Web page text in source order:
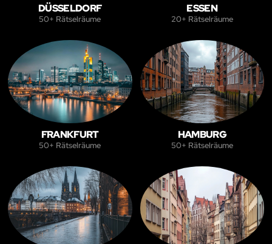
DÜSSELDORF
50+ Rätselräume
ESSEN
20+ Rätselräume
FRANKFURT
50+ Rätselräume
HAMBURG
50+ Rätselräume